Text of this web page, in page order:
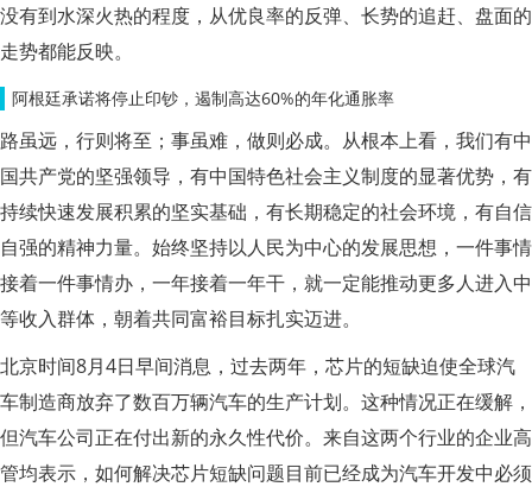
没有到水深火热的程度，从优良率的反弹、长势的追赶、盘面的
走势都能反映。
阿根廷承诺将停止印钞，遏制高达60%的年化通胀率
路虽远，行则将至；事虽难，做则必成。从根本上看，我们有中
国共产党的坚强领导，有中国特色社会主义制度的显著优势，有
持续快速发展积累的坚实基础，有长期稳定的社会环境，有自信
自强的精神力量。始终坚持以人民为中心的发展思想，一件事情
接着一件事情办，一年接着一年干，就一定能推动更多人进入中
等收入群体，朝着共同富裕目标扎实迈进。
北京时间8月4日早间消息，过去两年，芯片的短缺迫使全球汽
车制造商放弃了数百万辆汽车的生产计划。这种情况正在缓解，
但汽车公司正在付出新的永久性代价。来自这两个行业的企业高
管均表示，如何解决芯片短缺问题目前已经成为汽车开发中必须